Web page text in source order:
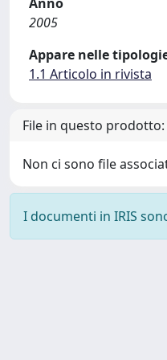
2005
Appare nelle
1.1 Articolo in rivista
File in questo prodotto:
Non ci sono file
I documenti in IRIS